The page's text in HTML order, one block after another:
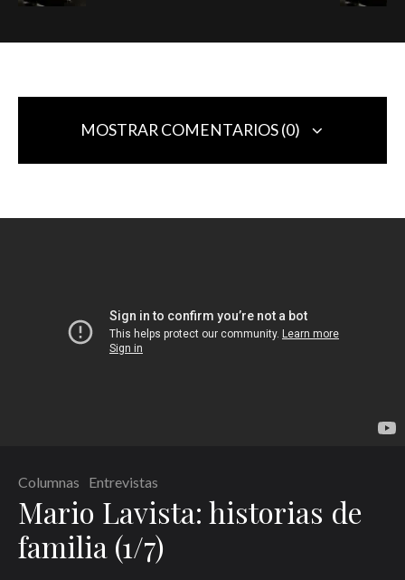
MOSTRAR COMENTARIOS (0)
Deja una respuesta
Nombre*
Columnas Entrevistas
Mario Lavista: historias de
familia (1/7)